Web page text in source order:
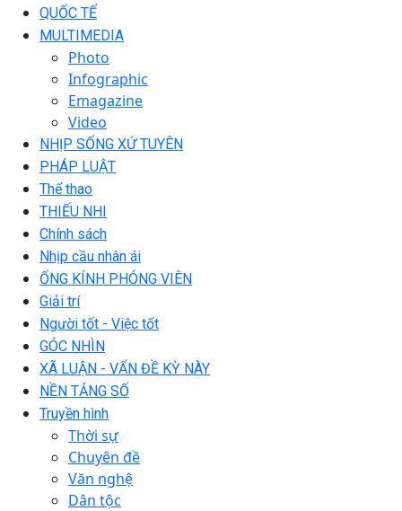
QUỐC TẾ
MULTIMEDIA
Photo
Infographic
Emagazine
Video
NHỊP SỐNG XỨ TUYÊN
PHÁP LUẬT
Thể thao
THIẾU NHI
Chính sách
Nhịp cầu nhân ái
ỐNG KÍNH PHÓNG VIÊN
Giải trí
Người tốt - Việc tốt
GÓC NHÌN
XÃ LUẬN - VẤN ĐỀ KỲ NÀY
NỀN TẢNG SỐ
Truyền hình
Thời sự
Chuyên đề
Văn nghệ
Dân tộc